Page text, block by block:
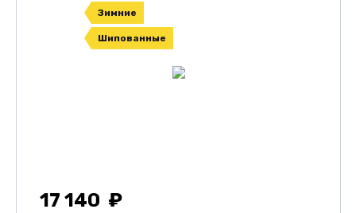
Зимние
Шипованные
17 140